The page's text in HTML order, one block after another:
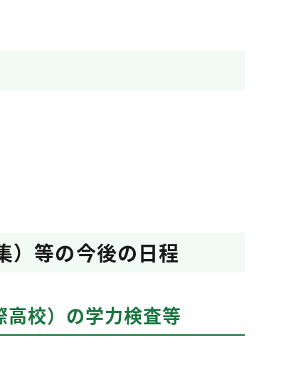
）等の今後の日程
高校）の学力検査等